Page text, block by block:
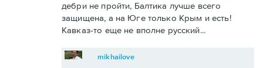
дебри не пройти, Балтика лучше всего
защищена, а на Юге только Крым и есть!
Кавказ-то еще не вполне русский...
mikhailove